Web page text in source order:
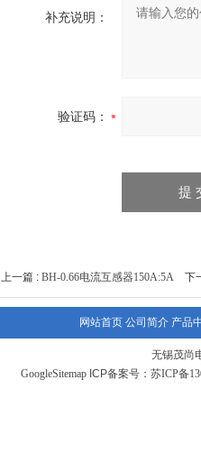
补充说明：
验证码：
上一篇 : BH-0.66电流互感器150A:5A 下
网站首页 公司简介 产品
无锡茂尚
GoogleSitemapICP备案号： 苏ICP备